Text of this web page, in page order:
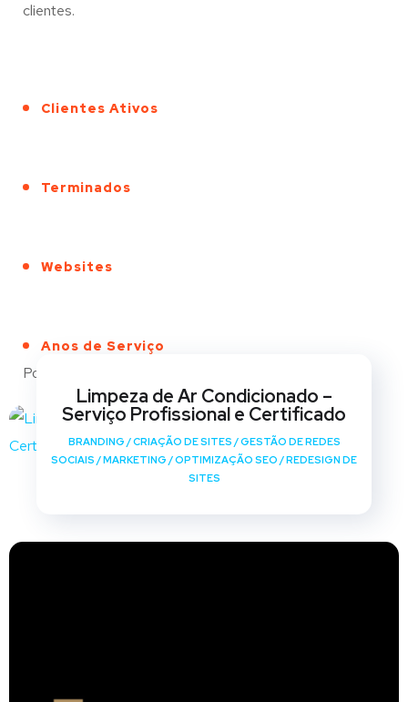
clientes.
Clientes Ativos
Terminados
Websites
Anos de Serviço
Portfólio
Limpeza de Ar Condicionado –
Serviço Profissional e Certificado
BRANDING /CRIAÇÃO DE SITES /GESTÃO DE REDES
SOCIAIS /MARKETING /OPTIMIZAÇÃO SEO /REDESIGN DE
SITES